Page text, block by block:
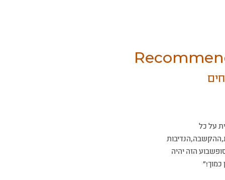
על כל
הזה יהיה
כמוך!"